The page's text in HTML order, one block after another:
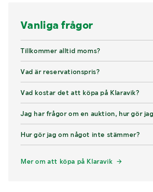
Vanliga frågor
Tillkommer alltid moms?
Vad är reservationspris?
Vad kostar det att köpa på Klaravik?
Jag har frågor om en auktion, hur gör
Hur gör jag om något inte stämmer?
Mer om att köpa på Klaravik